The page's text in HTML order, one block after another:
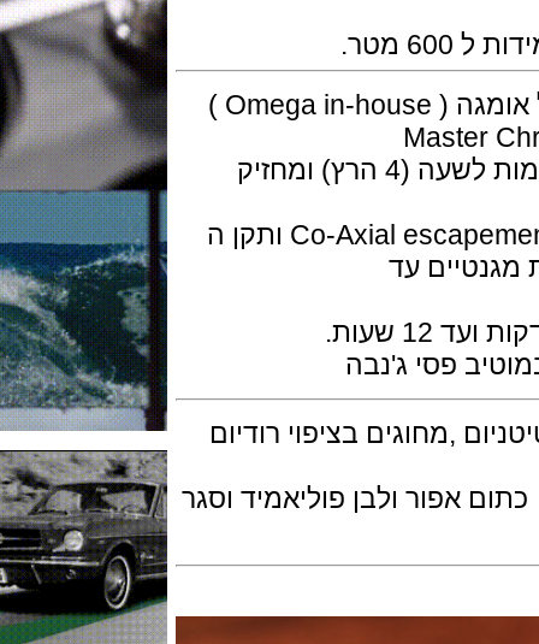
המנגנון מכני אוטומטי ביצור עצמי של אומגה ( Omega in-house )
מכיל 54 אבני רובי, פועם 28,800 פעימות לשעה (4 הרץ) ומחזיק
המנגנון הוא כרונוגרף עם גלגל טורי Co-Axial escapement ותקן ה
בציפוי רודיום
ולבן פוליאמיד וסגר